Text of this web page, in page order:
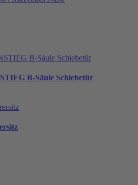
B-Säule Schiebetür